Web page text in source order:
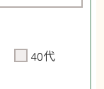
40代